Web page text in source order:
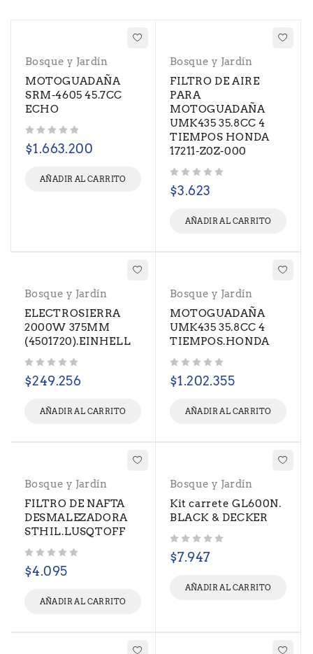
Bosque y Jardín
MOTOGUADAÑA
SRM-4605 45.7CC
ECHO
$1.663.200
AÑADIR AL CARRITO
Bosque y Jardín
FILTRO DE AIRE
PARA
MOTOGUADAÑA
UMK435 35.8CC 4
TIEMPOS HONDA
17211-Z0Z-000
$3.623
AÑADIR AL CARRITO
Bosque y Jardín
ELECTROSIERRA
2000W 375MM
(4501720).EINHELL
$249.256
AÑADIR AL CARRITO
Bosque y Jardín
MOTOGUADAÑA
UMK435 35.8CC 4
TIEMPOS.HONDA
$1.202.355
AÑADIR AL CARRITO
Bosque y Jardín
FILTRO DE NAFTA
DESMALEZADORA
STHIL.LUSQTOFF
$4.095
AÑADIR AL CARRITO
Bosque y Jardín
Kit carrete GL600N.
BLACK & DECKER
$7.947
AÑADIR AL CARRITO